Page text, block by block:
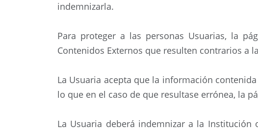
indemnizarla.
Para proteger a las personas Usuarias, la
Contenidos Externos que resulten contrarios a
La Usuaria acepta que la información
lo que en el caso de que resultase errónea, la
La Usuaria deberá indemnizar a la